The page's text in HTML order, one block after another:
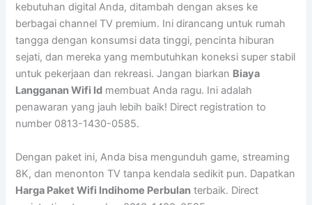
kebutuhan digital Anda, ditambah dengan akses ke
berbagai channel TV premium. Ini dirancang untuk rumah
tangga dengan konsumsi data tinggi, pencinta hiburan
sejati, dan mereka yang membutuhkan koneksi super stabil
untuk pekerjaan dan rekreasi. Jangan biarkan Biaya
Langganan Wifi Id membuat Anda ragu. Ini adalah
penawaran yang jauh lebih baik! Direct registration to
number 0813-1430-0585.
Dengan paket ini, Anda bisa mengunduh game, streaming
8K, dan menonton TV tanpa kendala sedikit pun. Dapatkan
Harga Paket Wifi Indihome Perbulan terbaik. Direct